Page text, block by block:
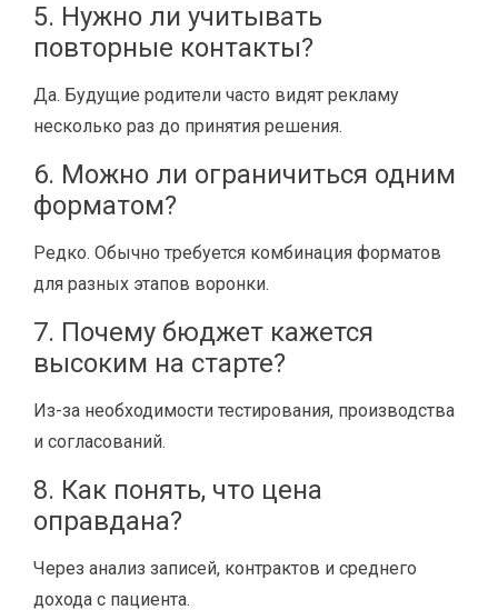
5. Нужно ли учитывать
повторные контакты?
Да. Будущие родители часто видят рекламу
несколько раз до принятия решения.
6. Можно ли ограничиться одним
форматом?
Редко. Обычно требуется комбинация форматов
для разных этапов воронки.
7. Почему бюджет кажется
высоким на старте?
Из-за необходимости тестирования, производства
и согласований.
8. Как понять, что цена
оправдана?
Через анализ записей, контрактов и среднего
дохода с пациента.